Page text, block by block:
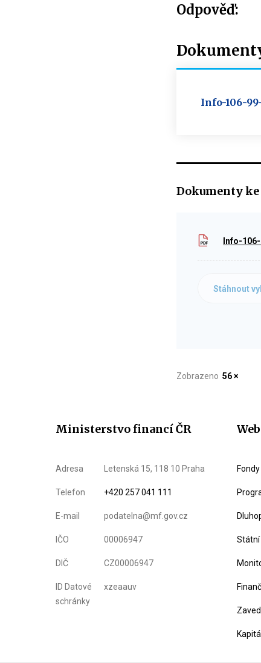
Odpověď:
Info-106-
Dokumenty
Info-
Stáhnout
Zobrazeno 56 ×
Ministerstvo financí ČR
Adresa Letenská 15, 118 10 Praha
Telefon +420 257 041 111
E-mail podatelna@mf.gov.cz
IČO 00006947
DIČ CZ00006947
ID Datové
schránky
xzeaauv
Státní